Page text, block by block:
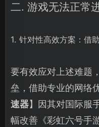
二. 游戏无法正常
1. 针对性高效方案：借
要有效应对上述难题
垒，借助专业的网络
速器】因其对国际服
幅改善《彩虹六号手